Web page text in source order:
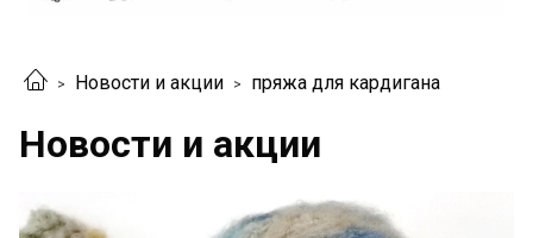
Новости и акции пряжа для кардигана
Новости и акции